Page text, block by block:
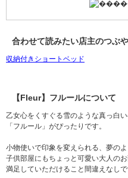
合わせて読みたい店主のつぶ
収納付きショートベッド
【Fleur】フルールについて
乙女心をくすぐる雪のような真っ白い
「フルール」がぴったりです。
小物使いで印象を変えられる、夢のよ
子供部屋にもちょっと可愛い大人の
満足していただけること間違えなしで